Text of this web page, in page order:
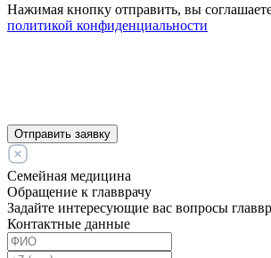
Нажимая кнопку отправить, вы
политикой конфиденциальности
Отправить заявку
Семейная медицина
Обращение к главврачу
Задайте интересующие вас вопросы
Контактные данные